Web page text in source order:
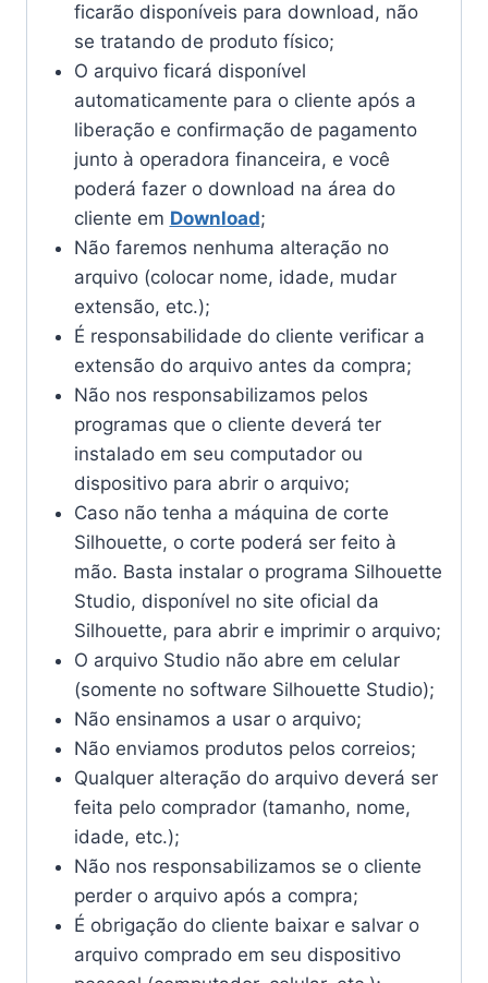
ficarão disponíveis para download, não
se tratando de produto físico;
O arquivo ficará disponível
automaticamente para o cliente após a
liberação e confirmação de pagamento
junto à operadora financeira, e você
poderá fazer o download na área do
cliente em Download;
Não faremos nenhuma alteração no
arquivo (colocar nome, idade, mudar
extensão, etc.);
É responsabilidade do cliente verificar a
extensão do arquivo antes da compra;
Não nos responsabilizamos pelos
programas que o cliente deverá ter
instalado em seu computador ou
dispositivo para abrir o arquivo;
Caso não tenha a máquina de corte
Silhouette, o corte poderá ser feito à
mão. Basta instalar o programa Silhouette
Studio, disponível no site oficial da
Silhouette, para abrir e imprimir o arquivo;
O arquivo Studio não abre em celular
(somente no software Silhouette Studio);
Não ensinamos a usar o arquivo;
Não enviamos produtos pelos correios;
Qualquer alteração do arquivo deverá ser
feita pelo comprador (tamanho, nome,
idade, etc.);
Não nos responsabilizamos se o cliente
perder o arquivo após a compra;
É obrigação do cliente baixar e salvar o
arquivo comprado em seu dispositivo